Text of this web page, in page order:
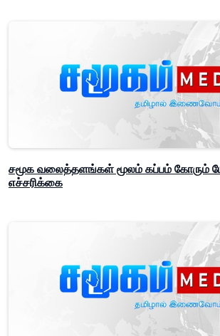
சமூக வலைத்தளங்கள் மூலம் கப்பம் கோரும்
எச்சரிக்கை